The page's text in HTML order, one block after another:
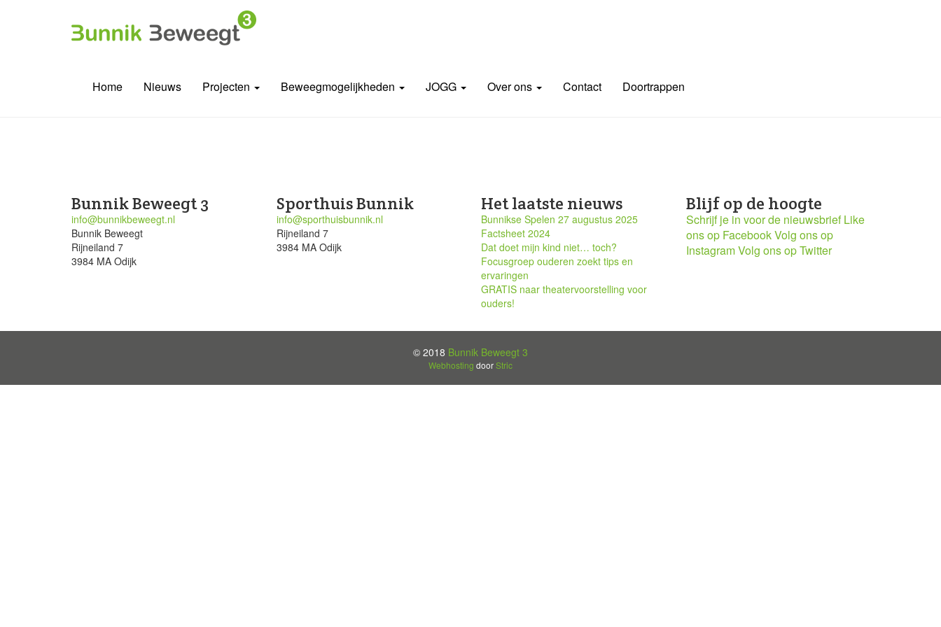
Home Nieuws Projecten Beweegmogelijkheden JOGG Over ons Contact Doortrappen
Bunnik Beweegt 3
info@bunnikbeweegt.nl
Bunnik Beweegt
Rijneiland 7
3984 MA Odijk
Sporthuis Bunnik
info@sporthuisbunnik.nl
Rijneiland 7
3984 MA Odijk
Het laatste nieuws
Bunnikse Spelen 27 augustus 2025
Factsheet 2024
Dat doet mijn kind niet… toch?
Focusgroep ouderen zoekt tips en
ervaringen
GRATIS naar theatervoorstelling voor
ouders!
Blijf op de hoogte
Schrijf je in voor de nieuwsbrief Like
ons op FacebookVolg ons op
InstagramVolg ons op Twitter
© 2018 Bunnik Beweegt 3
Webhosting doorStric